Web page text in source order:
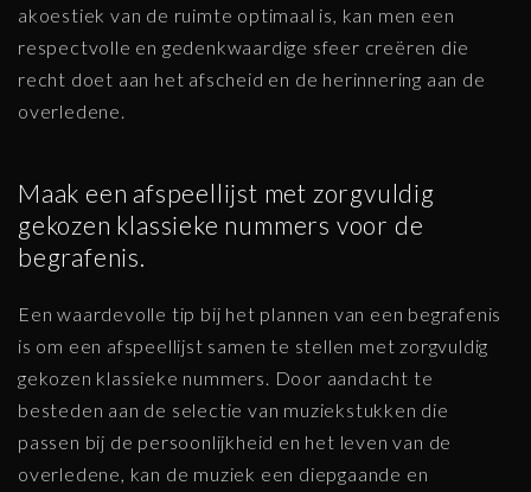
akoestiek van de ruimte optimaal is, kan men een
respectvolle en gedenkwaardige sfeer creëren die
recht doet aan het afscheid en de herinnering aan de
overledene.
Maak een afspeellijst met zorgvuldig
gekozen klassieke nummers voor de
begrafenis.
Een waardevolle tip bij het plannen van een begrafenis
is om een afspeellijst samen te stellen met zorgvuldig
gekozen klassieke nummers. Door aandacht te
besteden aan de selectie van muziekstukken die
passen bij de persoonlijkheid en het leven van de
overledene, kan de muziek een diepgaande en